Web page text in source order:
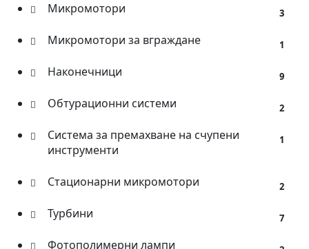
Микромотори 3
Микромотори за вграждане 1
Наконечници 9
Обтурационни системи 2
Система за премахване на счупени
инструменти
1
Стационарни микромотори 2
Турбини 7
Фотополимерни лампи